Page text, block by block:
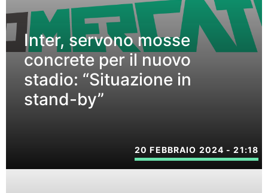
Inter, servono mosse
concrete per il nuovo
stadio: “Situazione in
stand-by”
20 FEBBRAIO 2024 - 21:18